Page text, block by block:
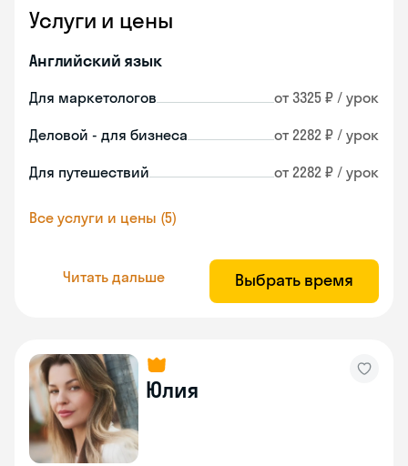
Услуги и цены
Английский язык
Для маркетологов от 3325 ₽ / урок
Деловой - для бизнеса от 2282 ₽ / урок
Для путешествий от 2282 ₽ / урок
Все услуги и цены (5)
Читать дальше Выбрать время
Юлия